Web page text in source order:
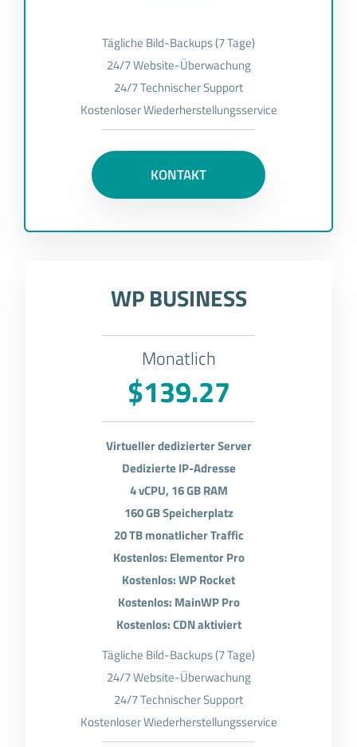
Tägliche Bild-Backups (7 Tage)
24/7 Website-Überwachung
24/7 Technischer Support
Kostenloser Wiederherstellungsservice
KONTAKT
WP BUSINESS
Monatlich
$139.27
Virtueller dedizierter Server
Dedizierte IP-Adresse
4 vCPU, 16 GB RAM
160 GB Speicherplatz
20 TB monatlicher Traffic
Kostenlos: Elementor Pro
Kostenlos: WP Rocket
Kostenlos: MainWP Pro
Kostenlos: CDN aktiviert
Tägliche Bild-Backups (7 Tage)
24/7 Website-Überwachung
24/7 Technischer Support
Kostenloser Wiederherstellungsservice